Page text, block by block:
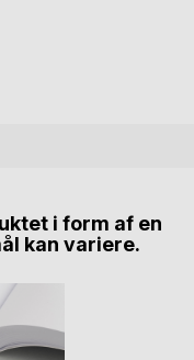
i form af en
kan variere.